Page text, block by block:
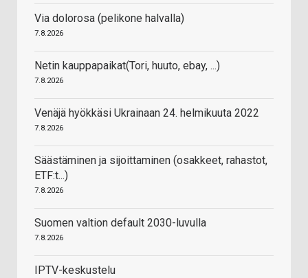
Via dolorosa (pelikone halvalla)
7.8.2026
Netin kauppapaikat(Tori, huuto, ebay, ...)
7.8.2026
Venäjä hyökkäsi Ukrainaan 24. helmikuuta 2022
7.8.2026
Säästäminen ja sijoittaminen (osakkeet, rahastot,
ETF:t...)
7.8.2026
Suomen valtion default 2030-luvulla
7.8.2026
IPTV-keskustelu